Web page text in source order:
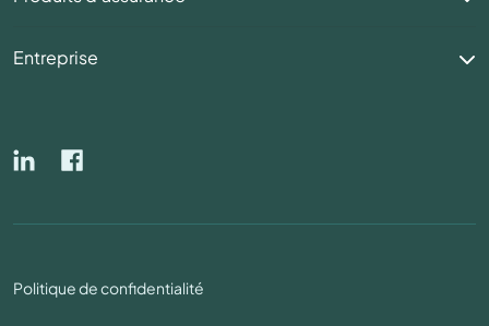
Entreprise
Politique de confidentialité